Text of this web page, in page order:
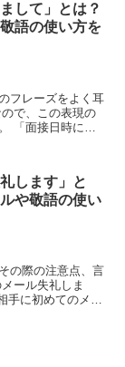
して」とは？
語の使い方を
フレーズをよく耳
で、この表現の
「面接日時につ
します」と
や敬語の使い
の際の注意点、言
ール失礼しま
手に初めてのメー